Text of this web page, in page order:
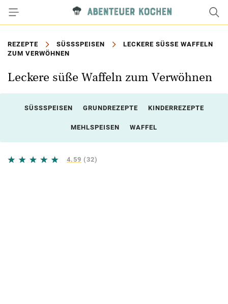
REZEPTE SÜSSSPEISEN
LECKERE SÜSSE WAFFELN Z
UM VERWÖHNEN
Leckere süße Waffeln zum Verwöhnen
SÜSSSPEISEN GRUNDREZEPTE KINDERREZEPTE
MEHLSPEISEN WAFFEL
4.59 (32)